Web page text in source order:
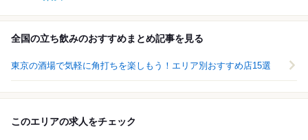
全国の立ち飲みのおすすめまとめ記事を見る
東京の酒場で気軽に角打ちを楽しもう！エリア別おすすめ店15選
このエリアの求人をチェック